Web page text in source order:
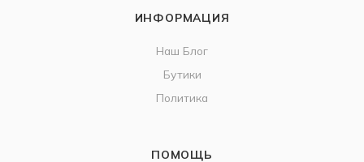
ИНФОРМАЦИЯ
Наш Блог
Бутики
Политика
ПОМОЩЬ